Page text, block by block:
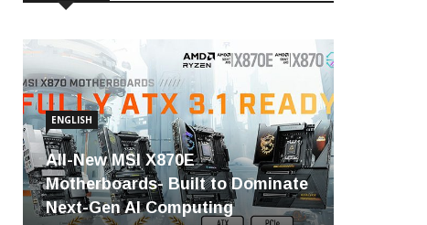
ENGLISH
All-New MSI X870E
Motherboards- Built to Dominate
Next-Gen AI Computing